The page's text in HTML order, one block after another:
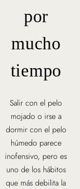
por
mucho
tiempo
Salir con el pelo
mojado o irse a
dormir con el pelo
húmedo parece
inofensivo, pero es
uno de los hábitos
que más debilita la